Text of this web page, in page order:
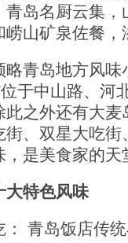
青岛名厨云集
崂山矿泉佐餐
岛地方风味
位于中山路、河
此之外还有
街、双星大吃
，是美食家的
特色风味
青岛饭店传统